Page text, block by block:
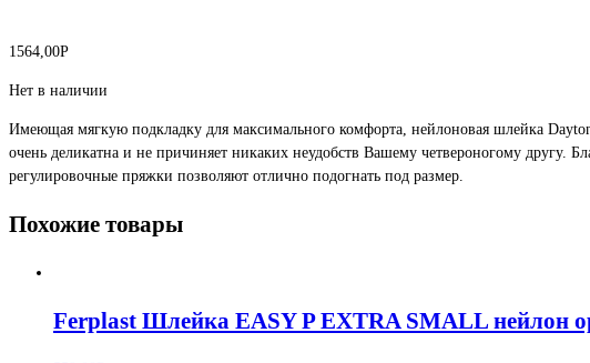
1564,00Р
Нет в наличии
Имеющая мягкую подкладку для максимального комфорта, нейлоновая шлейка
очень деликатна и не причиняет никаких неудобств Вашему четвероногому другу.
регулировочные пряжки позволяют отлично подогнать под размер.
Похожие товары
Ferplast Шлейка EASY P EXTRA SMALL нейлон